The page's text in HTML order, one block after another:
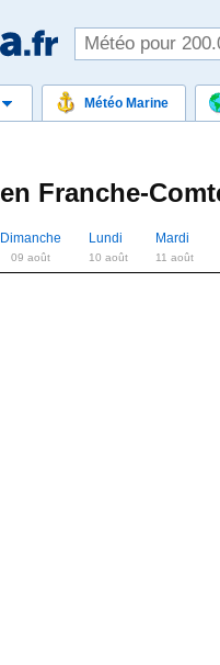
Météo Marine
en Franche-
Dimanche
09 août
Lundi
10 août
Mardi
11 août